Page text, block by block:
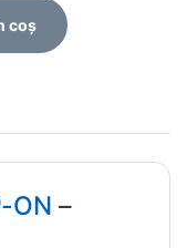
coș
ON –